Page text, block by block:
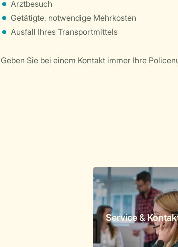
Arztbesuch
Getätigte, notwendige Mehrkosten
Ausfall Ihres Transportmittels
Geben Sie bei einem Kontakt immer Ihre
Service &